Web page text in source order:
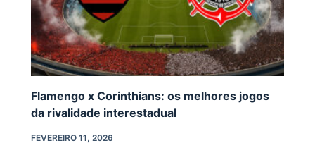
Flamengo x Corinthians: os melhores jogos
da rivalidade interestadual
FEVEREIRO 11, 2026